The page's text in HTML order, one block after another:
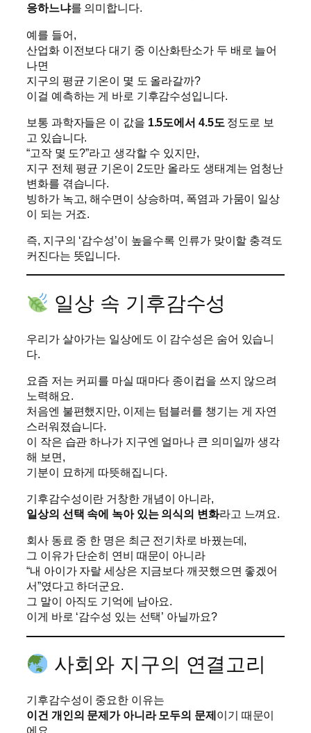
응하느냐를 의미합니다.
예를 들어,
산업화 이전보다 대기 중 이산화탄소가 두 배로 늘어
나면
지구의 평균 기온이 몇 도 올라갈까?
이걸 예측하는 게 바로 기후감수성입니다.
보통 과학자들은 이 값을 1.5도에서 4.5도 정도로 보
고 있습니다.
“고작 몇 도?”라고 생각할 수 있지만,
지구 전체 평균 기온이 2도만 올라도 생태계는 엄청난
변화를 겪습니다.
빙하가 녹고, 해수면이 상승하며, 폭염과 가뭄이 일상
이 되는 거죠.
즉, 지구의 ‘감수성’이 높을수록 인류가 맞이할 충격도
커진다는 뜻입니다.
일상 속 기후감수성
우리가 살아가는 일상에도 이 감수성은 숨어 있습니
다.
요즘 저는 커피를 마실 때마다 종이컵을 쓰지 않으려
노력해요.
처음엔 불편했지만, 이제는 텀블러를 챙기는 게 자연
스러워졌습니다.
이 작은 습관 하나가 지구엔 얼마나 큰 의미일까 생각
해 보면,
기분이 묘하게 따뜻해집니다.
기후감수성이란 거창한 개념이 아니라,
일상의 선택 속에 녹아 있는 의식의 변화라고 느껴요.
회사 동료 중 한 명은 최근 전기차로 바꿨는데,
그 이유가 단순히 연비 때문이 아니라
“내 아이가 자랄 세상은 지금보다 깨끗했으면 좋겠어
서”였다고 하더군요.
그 말이 아직도 기억에 남아요.
이게 바로 ‘감수성 있는 선택’ 아닐까요?
사회와 지구의 연결고리
기후감수성이 중요한 이유는
이건 개인의 문제가 아니라 모두의 문제이기 때문이
에요.